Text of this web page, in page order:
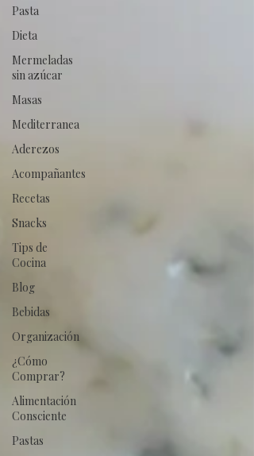
Pasta
Dieta
Mermeladas
sin azúcar
Masas
Mediterranea
Aderezos
Acompañantes
Recetas
Snacks
Tips de
Cocina
Blog
Bebidas
Organización
¿Cómo
Comprar?
Alimentación
Consciente
Pastas